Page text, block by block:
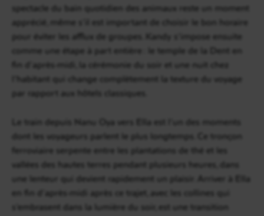
spectacle du bain quotidien des animaux reste un moment
apprécié, même s’il est important de choisir le bon horaire
pour éviter les afflux de groupes. Kandy s’impose ensuite
comme une étape à part entière : le temple de la Dent en
fin d’après-midi, la cérémonie du soir et une nuit chez
l’habitant qui change complètement la texture du voyage
par rapport aux hôtels classiques.
Le train depuis Nanu Oya vers Ella est l’un des moments
dont les voyageurs parlent le plus longtemps. Ce tronçon
ferroviaire serpente entre les plantations de thé et les
vallées des hautes terres pendant plusieurs heures, dans
une lenteur qui devient rapidement un plaisir. Arriver à Ella
en fin d’après-midi après ce trajet, avec les collines qui
s’embrasent dans la lumière du soir, est une transition